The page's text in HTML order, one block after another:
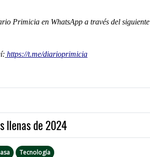
Primicia en WhatsApp a través del siguiente
https://t.me/diarioprimicia
llenas de 2024
Tecnología